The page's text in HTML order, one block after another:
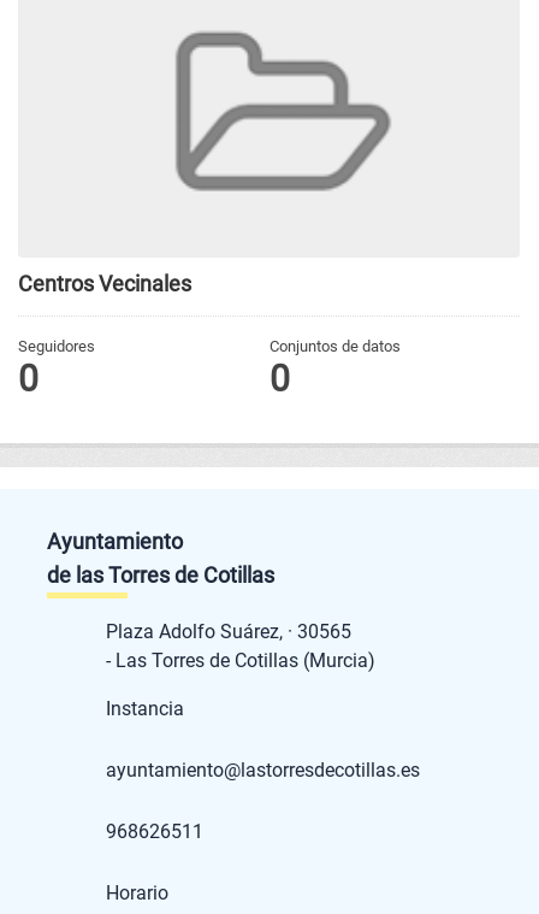
Centros Vecinales
Seguidores
0
Conjuntos de datos
0
Ayuntamiento
de las Torres de Cotillas
Plaza Adolfo Suárez, · 30565
- Las Torres de Cotillas (Murcia)
Instancia
ayuntamiento@lastorresdecotillas.es
968626511
Horario